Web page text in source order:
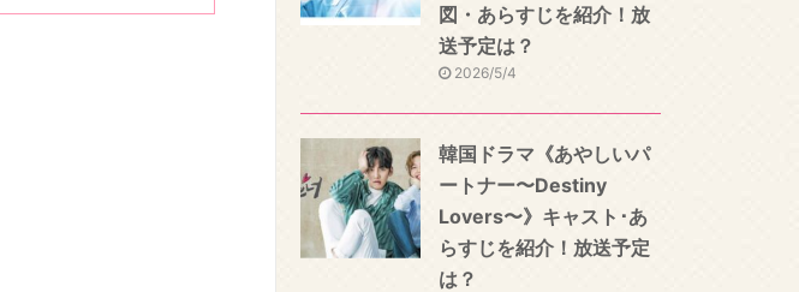
図・あらすじを紹介！放
送予定は？
2026/5/4
韓国ドラマ《あやしいパ
ートナー〜Destiny
Lovers〜》キャスト･あ
らすじを紹介！放送予定
は？